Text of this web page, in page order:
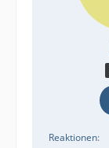
Reaktionen